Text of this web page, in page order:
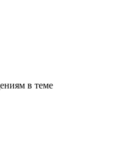
в теме